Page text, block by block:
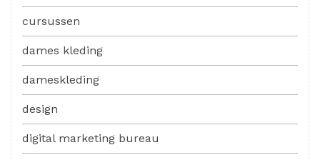
cursussen
dames kleding
dameskleding
design
digital marketing bureau